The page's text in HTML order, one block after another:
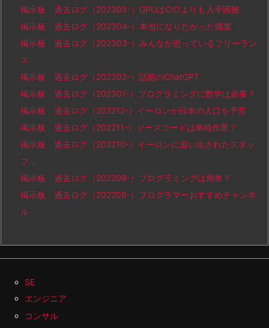
掲示板 過去ログ（202305-）GPUは○○よりも入手困難
掲示板 過去ログ（202304-）本当になりたかった職業
掲示板 過去ログ（202303-）みんなが思っているフリーラン
ス
掲示板 過去ログ（202302-）話題のChatGPT
掲示板 過去ログ（202301-）プログラミングに数学は必要？
掲示板 過去ログ（202212-）イーロンが日本の人口を予言
掲示板 過去ログ（202211-）ソースコードは単純作業？
掲示板 過去ログ（202210-）イーロンに追い出されたスタッ
フ…
掲示板 過去ログ（202209-）プログラミングは簡単？
掲示板 過去ログ（202208-）プログラマーおすすめチャンネ
ル
SE
エンジニア
コンサル